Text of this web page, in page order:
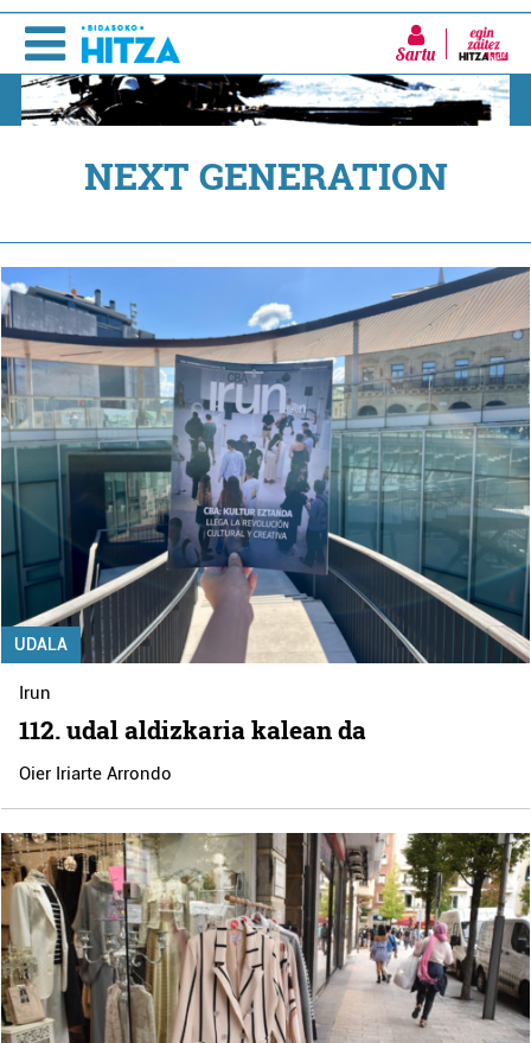
Sartu
NEXT GENERATION
UDALA
Irun
112. udal aldizkaria kalean da
Oier Iriarte Arrondo